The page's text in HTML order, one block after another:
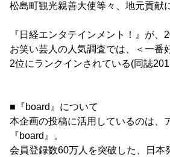
松島町観光親善大使等々、地元貢献
『日経エンタテインメント！』が、
お笑い芸人の人気調査では、＜一番
2位にランクインされている(同誌
■『board』について
本企画の投稿に活用しているのは、
『board』。
会員登録数60万人を突破した、日本